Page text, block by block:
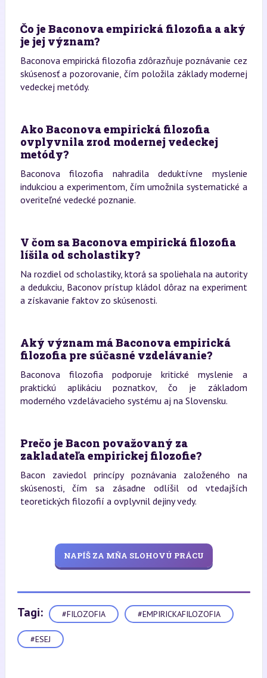
Čo je Baconova empirická filozofia a aký
je jej význam?
Baconova empirická filozofia zdôrazňuje poznávanie cez
skúsenosť a pozorovanie, čím položila základy modernej
vedeckej metódy.
Ako Baconova empirická filozofia
ovplyvnila zrod modernej vedeckej
metódy?
Baconova filozofia nahradila deduktívne myslenie
indukciou a experimentom, čím umožnila systematické a
overiteľné vedecké poznanie.
V čom sa Baconova empirická filozofia
líšila od scholastiky?
Na rozdiel od scholastiky, ktorá sa spoliehala na autority
a dedukciu, Baconov prístup kládol dôraz na experiment
a získavanie faktov zo skúsenosti.
Aký význam má Baconova empirická
filozofia pre súčasné vzdelávanie?
Baconova filozofia podporuje kritické myslenie a
praktickú aplikáciu poznatkov, čo je základom
moderného vzdelávacieho systému aj na Slovensku.
Prečo je Bacon považovaný za
zakladateľa empirickej filozofie?
Bacon zaviedol princípy poznávania založeného na
skúsenosti, čím sa zásadne odlíšil od vtedajších
teoretických filozofií a ovplyvnil dejiny vedy.
NAPÍŠ ZA MŇA SLOHOVÚ PRÁCU
Tagi: #FILOZOFIA #EMPIRICKAFILOZOFIA
#ESEJ